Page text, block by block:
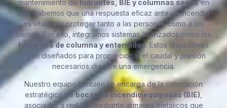
mantenimiento de hidrantes, BIE y columnas secasen
Irun. Sabemos que una respuesta eficaz ante un incendio
es vital para proteger tanto a las personas como a los
bienes. Por ello, integramos sistemas avanzados como los
hidrantes de columna y enterrados. Estos dispositivos
están diseñados para proporcionar el caudal y presión
necesarios durante una emergencia.
Nuestro equipo también se encarga de la colocación
estratégica debocas de incendio equipadas (BIE)
asociadas a red PCI mediante armarios metálicos que